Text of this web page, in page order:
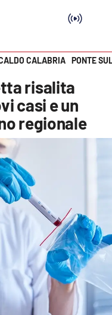
CALABRIA PONTE
risalita
casi e un
regionale